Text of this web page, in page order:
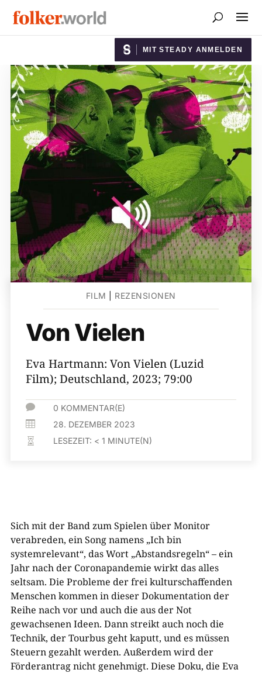
MIT STEADY ANMELDEN
FILM REZENSIONEN
Von Vielen
Eva Hartmann: Von Vielen (Luzid
Film); Deutschland, 2023; 79:00
 0 KOMMENTAR(E)
 28. DEZEMBER 2023
 LESEZEIT: < 1 MINUTE(N)
Sich mit der Band zum Spielen über Monitor
verabreden, ein Song namens „Ich bin
systemrelevant“, das Wort „Abstandsregeln“ – ein
Jahr nach der Coronapandemie wirkt das alles
seltsam. Die Probleme der frei kulturschaffenden
Menschen kommen in dieser Dokumentation der
Reihe nach vor und auch die aus der Not
gewachsenen Ideen. Dann streikt auch noch die
Technik, der Tourbus geht kaputt, und es müssen
Steuern gezahlt werden. Außerdem wird der
Förderantrag nicht genehmigt. Diese Doku, die Eva